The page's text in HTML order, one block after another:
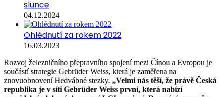
slunce
04.12.2024
Ohlédnutí za rokem 2022
16.03.2023
Rozvoj železničního přepravního spojení mezi Čínou a Evropou je
součástí strategie Gebrüder Weiss, která je zaměřena na
znovuobnovení Hedvábné stezky. „Velmi nás těší, že právě Česká
republika je v síti Gebrüder Weiss první, která nabízí